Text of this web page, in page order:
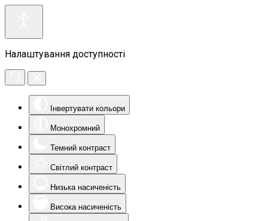
Налаштування доступності
Інвертувати кольори
Монохромний
Темний контраст
Світлий контраст
Низька насиченість
Висока насиченість